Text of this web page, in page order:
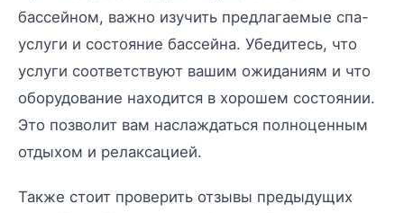
бассейном, важно изучить предлагаемые спа-
услуги и состояние бассейна. Убедитесь, что
услуги соответствуют вашим ожиданиям и что
оборудование находится в хорошем состоянии.
Это позволит вам наслаждаться полноценным
отдыхом и релаксацией.
Также стоит проверить отзывы предыдущих